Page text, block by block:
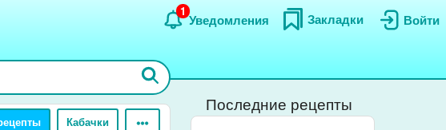
Войти
Закладки
Уведомления
1
Кабачки
Последние рецепты